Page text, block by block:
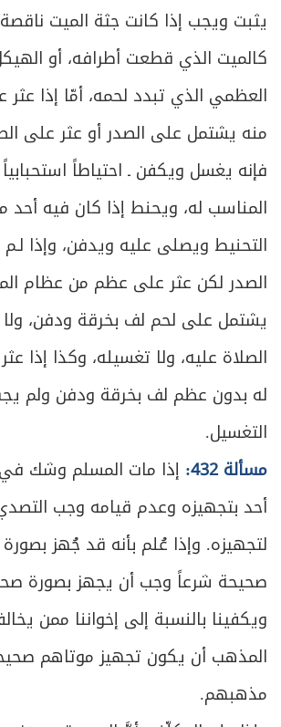
يثبت ويجب إذا كانت جثة الميت
كالميت الذي قطعت أطرافه، أو
العظمي الذي تبدد لحمه، أمّا إذا عثر
منه يشتمل على الصدر أو عثر على
فإنه يغسل ويكفن ـ احتياطاً استحبابياً
المناسب له، ويحنط إذا كان فيه أحد
التحنيط ويصلى عليه ويدفن، وإذا
الصدر لكن عثر على عظم من عظام
يشتمل على لحم لف بخرقة ودفن،
الصلاة عليه، ولا تغسيله، وكذا إذا
له بدون عظم لف بخرقة ودفن ولم
التغسيل.
مسألة 432:
إذا مات المسلم وشك
أحد بتجهيزه وعدم قيامه وجب
لتجهيزه. وإذا عُلم بأنه قد جُهز
صحيحة شرعاً وجب أن يجهز بصورة
ويكفينا بالنسبة إلى إخواننا ممن
المذهب أن يكون تجهيز موتاهم
مذهبهم.